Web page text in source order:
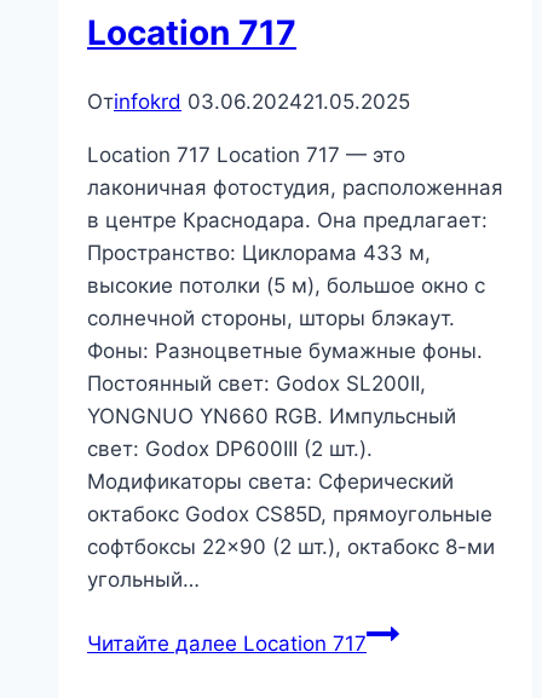
Location 717
Отinfokrd 03.06.202421.05.2025
Location 717 Location 717 — это
лаконичная фотостудия, расположенная
в центре Краснодара. Она предлагает:
Пространство: Циклорама 433 м,
высокие потолки (5 м), большое окно с
солнечной стороны, шторы блэкаут.
Фоны: Разноцветные бумажные фоны.
Постоянный свет: Godox SL200II,
YONGNUO YN660 RGB. Импульсный
свет: Godox DP600III (2 шт.).
Модификаторы света: Сферический
октабокс Godox CS85D, прямоугольные
софтбоксы 22×90 (2 шт.), октабокс 8-ми
угольный…
Читайте далее Location 717